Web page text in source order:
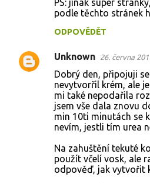
podle těchto stránek
ODPOVĚDĚT
Unknown 26. června
Dobrý den, připojuji
nevytvorřil krém, ale
mi také nepodařila
jsem vše dala znovu
min 10ti minutách se
nevím, jestli tím urea
Na zahuštění tekuté
použít včelí vosk, ale
odpověď, jak vytvořit